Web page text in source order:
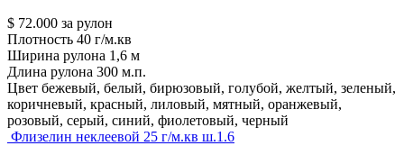
$ 72.000 за рулон
Плотность 40 г/м.кв
Ширина рулона 1,6 м
Длина рулона 300 м.п.
Цвет бежевый, белый, бирюзовый, голубой, желтый, зеленый,
коричневый, красный, лиловый, мятный, оранжевый,
розовый, серый, синий, фиолетовый, черный
Флизелин неклеевой 25 г/м.кв ш.1.6